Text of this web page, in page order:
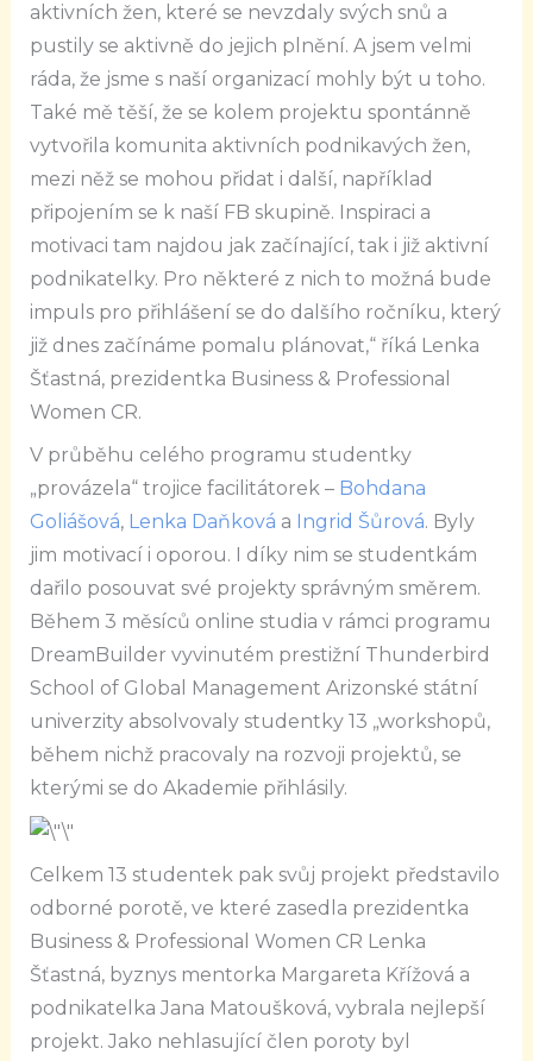
aktivních žen, které se nevzdaly svých snů a
pustily se aktivně do jejich plnění. A jsem velmi
ráda, že jsme s naší organizací mohly být u toho.
Také mě těší, že se kolem projektu spontánně
vytvořila komunita aktivních podnikavých žen,
mezi něž se mohou přidat i další, například
připojením se k naší FB skupině. Inspiraci a
motivaci tam najdou jak začínající, tak i již aktivní
podnikatelky. Pro některé z nich to možná bude
impuls pro přihlášení se do dalšího ročníku, který
již dnes začínáme pomalu plánovat,“ říká Lenka
Šťastná, prezidentka Business & Professional
Women CR.
V průběhu celého programu studentky
„provázela“ trojice facilitátorek – Bohdana
Goliášová, Lenka Daňková a Ingrid Šůrová. Byly
jim motivací i oporou. I díky nim se studentkám
dařilo posouvat své projekty správným směrem.
Během 3 měsíců online studia v rámci programu
DreamBuilder vyvinutém prestižní Thunderbird
School of Global Management Arizonské státní
univerzity absolvovaly studentky 13 „workshopů,
během nichž pracovaly na rozvoji projektů, se
kterými se do Akademie přihlásily.
Celkem 13 studentek pak svůj projekt představilo
odborné porotě, ve které zasedla prezidentka
Business & Professional Women CR Lenka
Šťastná, byznys mentorka Margareta Křížová a
podnikatelka Jana Matoušková, vybrala nejlepší
projekt. Jako nehlasující člen poroty byl